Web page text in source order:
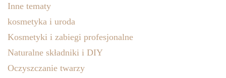
Inne tematy
kosmetyka i uroda
Kosmetyki i zabiegi profesjonalne
Naturalne składniki i DIY
Oczyszczanie twarzy